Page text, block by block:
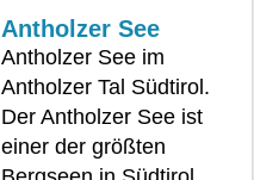
Antholzer See
Antholzer See im
Antholzer Tal Südtirol.
Der Antholzer See ist
einer der größten